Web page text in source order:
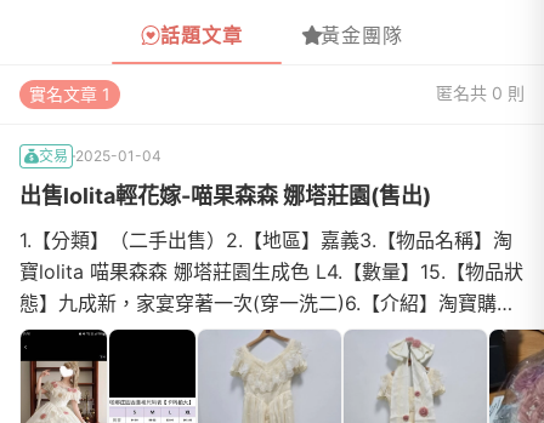
話題文章 黃金團隊
實名文章 1 匿名共 0 則
交易 2025-01-04
出售lolita輕花嫁-喵果森森 娜塔莊園(售出)
1.【分類】（二手出售）2.【地區】嘉義3.【物品名稱】淘
寶lolita 喵果森森 娜塔莊園生成色 L4.【數量】15.【物品狀
態】九成新，家宴穿著一次(穿一洗二)6.【介紹】淘寶購
入，家宴穿著一次。長度不會拖地可以自由走動...